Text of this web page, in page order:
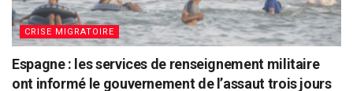
CRISE MIGRATOIRE
Espagne : les services de renseignement militaire
ont informé le gouvernement de l’assaut trois jours